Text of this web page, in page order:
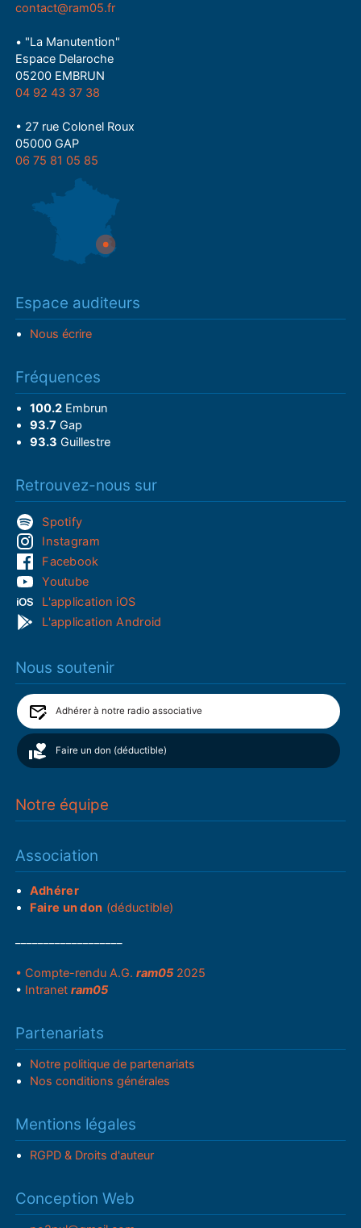
contact@ram05.fr
• "La Manutention"
Espace Delaroche
05200 EMBRUN
04 92 43 37 38
• 27 rue Colonel Roux
05000 GAP
06 75 81 05 85
Espace auditeurs
Nous écrire
Fréquences
100.2Embrun
93.7 Gap
93.3 Guillestre
Retrouvez-nous sur
Spotify
Instagram
Facebook
Youtube
L'application iOS
L'application Android
Nous soutenir
Adhérer à notre radio associative
Faire un don (déductible)
Notre équipe
Association
Adhérer
Faire un don (déductible)
• Compte-rendu A.G.ram05 2025
• Intranetram05
Partenariats
Notre politique de partenariats
Nos conditions générales
Mentions légales
RGPD & Droits d'auteur
Conception Web